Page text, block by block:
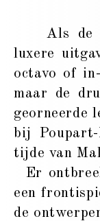
Als de
luxere
octavo of
maar de
georneerde
bij
tijde van
Er
een
de